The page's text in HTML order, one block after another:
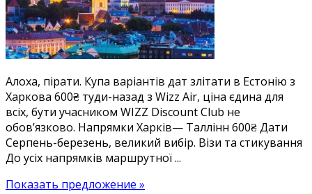
з
Харкова
600₴
туди-
Безліч
дат
у
серпні-
березні,
є
Алоха, пірати. Купа варіантів дат злітати в Естонію з
Харкова 600₴ туди-назад з Wizz Air, ціна єдина для
всіх, бути учасником WIZZ Discount Club не
обов’язково. Напрямки Харків— Таллінн 600₴ Дати
Серпень-березень, великий вибір. Візи та стикування
До усіх напрямків маршрутної ...
Показать предложение »